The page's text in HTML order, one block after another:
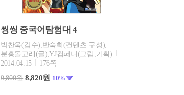
씽씽 중국어탐험대 4
박찬욱(감수),반숙희(컨텐츠 구성),
분홍돌고래(글),YJ컴퍼니(그림,기획)
2014.04.15
176쪽
9,800원 8,820원 10%